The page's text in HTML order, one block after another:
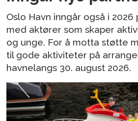
Oslo Havn inngår også i
med aktører som skaper
og unge. For å motta støtte
til gode aktiviteter på
havnelangs 30. august 2026.